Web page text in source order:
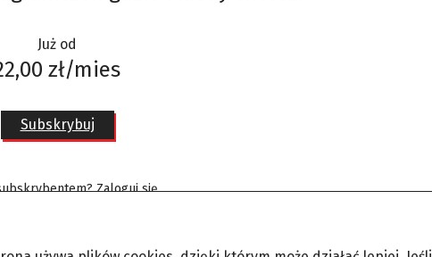
Już od
zł/mies
Subskrybuj
Zaloguj się